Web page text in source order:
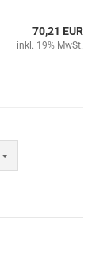
70,21 EUR
inkl. 19% MwSt.